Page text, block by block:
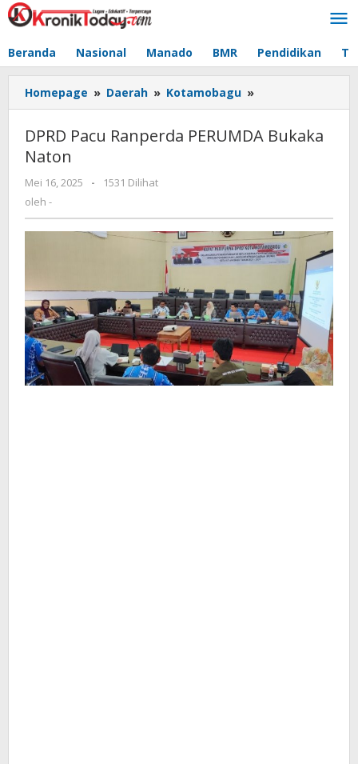
Lewati
ke
Beranda Nasional Manado BMR Pendidikan
Homepage » Daerah » Kotamobagu »
Pacu
Ranperda
PERUMDA
DPRD Pacu Ranperda PERUMDA Bukaka
Naton
Mei 16, 2025
oleh
-
1531 Dilihat
oleh -